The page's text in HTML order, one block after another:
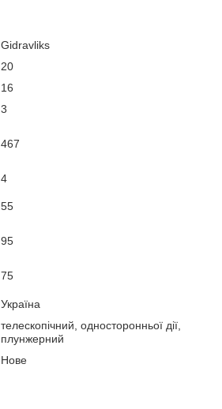
Gidravliks
20
16
3
467
4
55
95
75
Україна
телескопічний, односторонньої дії,
плунжерний
Нове